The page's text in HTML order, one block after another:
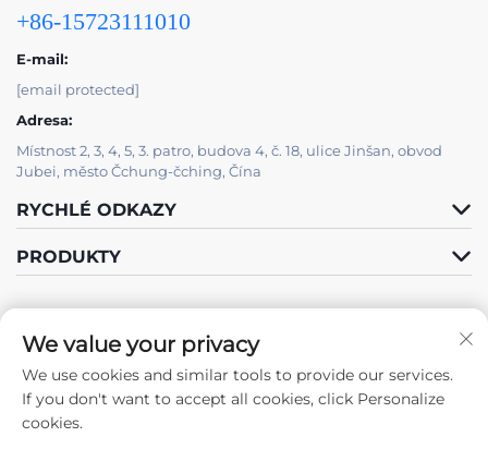
+86-15723111010
E-mail:
[email protected]
Adresa:
Místnost 2, 3, 4, 5, 3. patro, budova 4, č. 18, ulice Jinšan, obvod
Jubei, město Čchung-čching, Čína
RYCHLÉ ODKAZY
PRODUKTY
Sledujte nás
We value your privacy
We use cookies and similar tools to provide our services.
If you don't want to accept all cookies, click Personalize
cookies.